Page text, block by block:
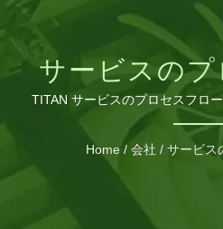
サービスのプ
ー | 冷却フ
ューション
サプライヤ
TITAN サービスのプロセスフロ
ューショ
Home / 会社 / サービス